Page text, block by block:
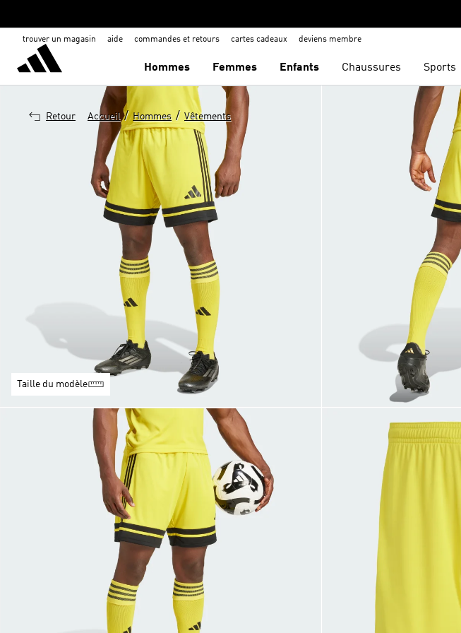
trouver un magasin aide commandes et retours cartes cadeaux deviens membre
Hommes Femmes Enfants Chaussures Sports
Retour Accueil / Hommes / Vêtements
Taille du modèle